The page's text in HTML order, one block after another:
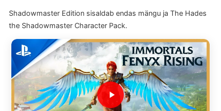
Shadowmaster Edition sisaldab endas mängu ja The Hades
the Shadowmaster Character Pack.